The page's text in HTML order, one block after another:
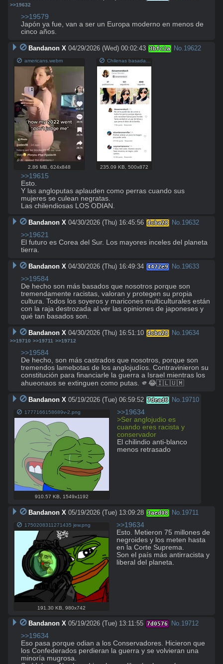
>>19632
>>19579
Japón ya fue, van a ser un Europa moderno en menos de
cinco años.
Bandanon X 04/29/2026 (Wed) 00:02:43 3bfc1a No. 19622
americans.webm
2.86 MB ,624x848 235.09 KB 500x872
>>19615
Esto.
Y las angloputas aplauden como perras cuando sus
mujeres se culean negratas.
Las chilendiosas LOS ODIAN.
Bandanon X 04/30/2026 (Thu) 16:45:56 dcba28 No.19632
>>19621
El futuro es Corea del Sur. Los mayores inceles del planeta
tierra.
Bandanon X 04/30/2026 (Thu) 16:49:34 4472e9 No.19633
>>19584
De hecho son más basados que nosotros porque son
tremendamente racistas, valoran y protegen su propia
cultura. Todos los soyeros y maricones multiculturales están
con la raja destrozada al ver las opiniones de japoneses y
qué tan basados son.
Bandanon X 04/30/2026 (Thu) 16:51:10 dcba28 No.19634
>>19710 >>19711 >>19712
>>19584
De hecho, son más castrados que nosotros, porque son
tremendos lamebotas de los anglojudíos. Contravinieron su
constitución para financiarle la guerra a Israel mientras los
ahueonaos se extinguen como putas. 🫵😂🇮🇱🇺🇲
Bandanon X 05/19/2026 (Tue) 06:59:52 7dead6 No.19710
1777166158689v-2.png
910.57 KB,1549x1192
>>19634
>Ser anglojudio es
cuando eres racista y
conservador
El chilindio anti-blanco
menos retrasado
Bandanon X 05/19/2026 (Tue) 13:09:28 3aed08 No. 19711
1750208311271435 jew.png
191.30 KB ,980x742
>>19634
Esto. Metieron 75 millones de
negroides y los meten hasta
en la Corte Suprema.
Son el país más antirracista y
liberal del planeta.
Bandanon X 05/19/2026 (Tue) 13:11:55 7d0576 No.19712
>>19634
Eso pasa porque odian a los Conservadores. Hicieron que
los Confederados perdieran la guerra y se volvieran una
minoría mugrosa.